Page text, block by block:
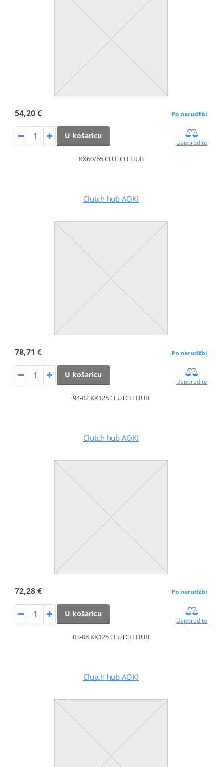
54,20 € Po narudžbi
U košaricu
Usporedite
KX60/65 CLUTCH HUB
Clutch hub AOKI
78,71 € Po narudžbi
U košaricu
Usporedite
94-02 KX125 CLUTCH HUB
Clutch hub AOKI
72,28 € Po narudžbi
U košaricu
Usporedite
03-08 KX125 CLUTCH HUB
Clutch hub AOKI